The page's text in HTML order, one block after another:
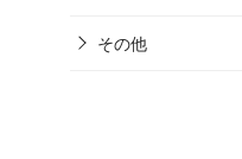
その他